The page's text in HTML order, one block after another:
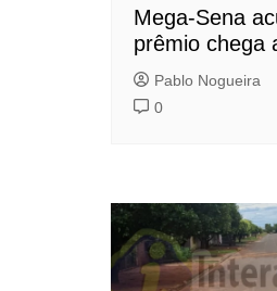
Mega-Sena
prêmio chega
Pablo Nogueira
0